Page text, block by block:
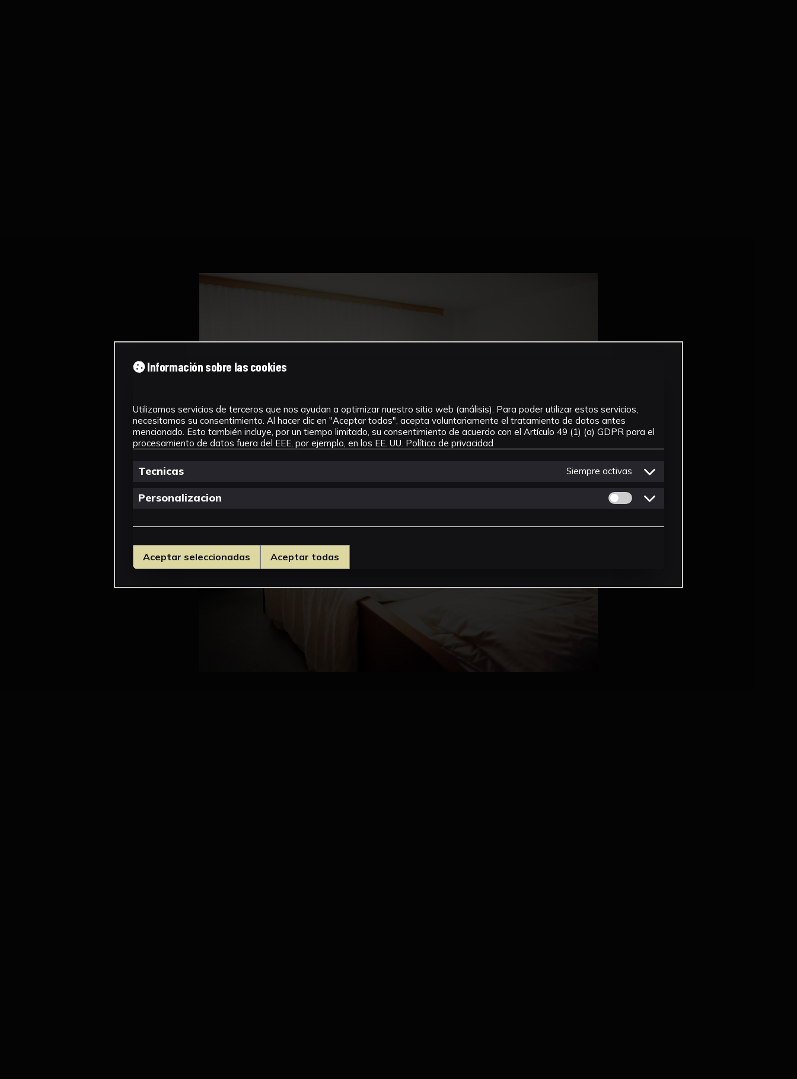
Información sobre las cookies
Utilizamos servicios de terceros que nos ayudan a optimizar nuestro sitio web (análisis). Para poder utilizar estos servicios,
necesitamos su consentimiento. Al hacer clic en "Aceptar todas", acepta voluntariamente el tratamiento de datos antes
mencionado. Esto también incluye, por un tiempo limitado, su consentimiento de acuerdo con el Artículo 49 (1) (a) GDPR para el
procesamiento de datos fuera del EEE, por ejemplo, en los EE. UU. Política de privacidad
Tecnicas Siempre activas
Personalizacion Permitir cookies de Personalizacion
Aceptar seleccionadas Aceptar todas